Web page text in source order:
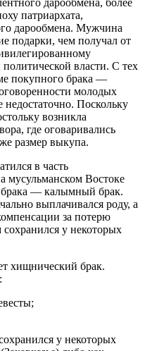
патриархата,
дарообмена. Мужчина
подарки, чем получал от
власти. С тех
покупного брака —
молодых
Поскольку
возникла
где оговаривались
размер выкупа.
в часть
мусульманском Востоке
брака — калымный брак.
выплачивался роду, а
за потерю
у некоторых
хищнический брак.
у некоторых